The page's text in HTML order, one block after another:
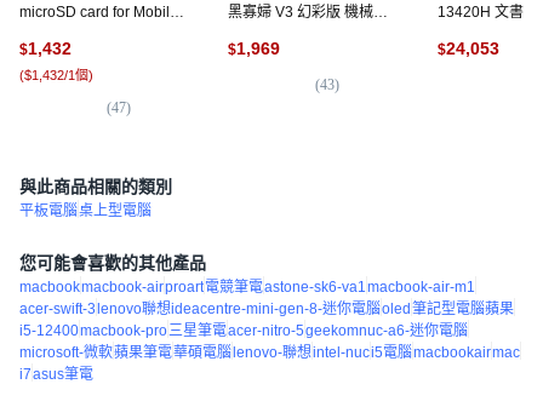
microSD card for Mobile
個, 256GB
$1,432
($1,432/1個)
(47)
黑寡婦 V3 幻彩版 機械式
RZ03-03541700-R3T1, 綠
$1,969
(43)
13420H 文書效
B13M-012TW,
$24,053
與此商品相關的類別
平板電腦桌上型電腦
您可能會喜歡的其他產品
macbookmacbook-airproart電競筆電astone-sk6-va1macbook-air-m1
acer-swift-3 lenovo聯想ideacentre-mini-gen-8-迷你電腦oled 筆記型電腦蘋果
i5-12400macbook-pro三星筆電acer-nitro-5geekomnuc-a6-迷你電腦
microsoft-微軟蘋果筆電華碩電腦 lenovo-聯想intel-nuci5電腦macbookairmac
i7asus筆電